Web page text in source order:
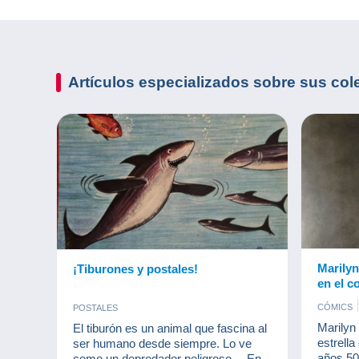
Artículos especializados sobre sus
¡Tiburones y postales!
POSTALES
El tiburón es un animal que fascina al
ser humano desde siempre. Lo ve
en el
CÓMICS
Marilyn
estrella